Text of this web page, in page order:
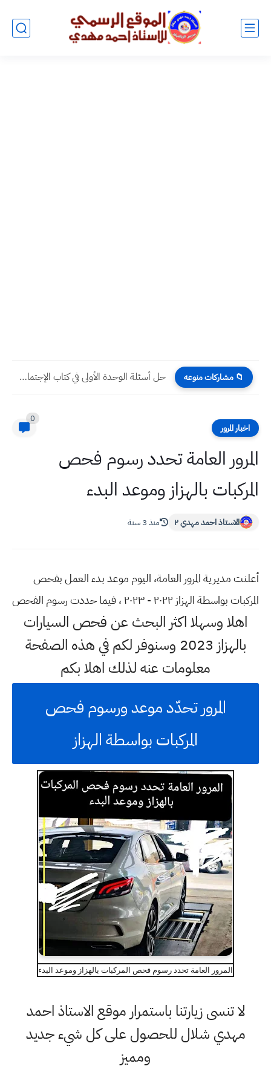
📁 مشاركات منوعه حل أسئلة الوحدة الأولى في كتاب الإجتماعيات للصف السادس الإبتدائي
اخبار المرور
0
المرور العامة تحدد رسوم فحص
المركبات بالهزاز وموعد البدء
الاستاذ احمد مهدي ٢ منذ 3 سنة
أعلنت مديرية المرور العامة، اليوم موعد بدء العمل بفحص
المركبات بواسطة الهزاز ٢٠٢٢ - ٢٠٢٣ ، فيما حددت رسوم الفحص
اهلا وسهلا اكثر البحث عن فحص السيارات
بالهزاز 2023 وسنوفر لكم في هذه الصفحة
معلومات عنه لذلك اهلا بكم
المرور تحدّد موعد ورسوم فحص
المركبات بواسطة الهزاز
المرور العامة تحدد رسوم فحص المركبات بالهزاز وموعد البدء
لا تنسى زيارتنا باستمرار موقع الاستاذ احمد
مهدي شلال للحصول على كل شيء جديد
ومميز